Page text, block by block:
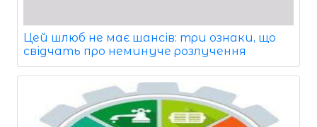
Цей шлюб не має шансів: три ознаки, що
свідчать про неминуче розлучення